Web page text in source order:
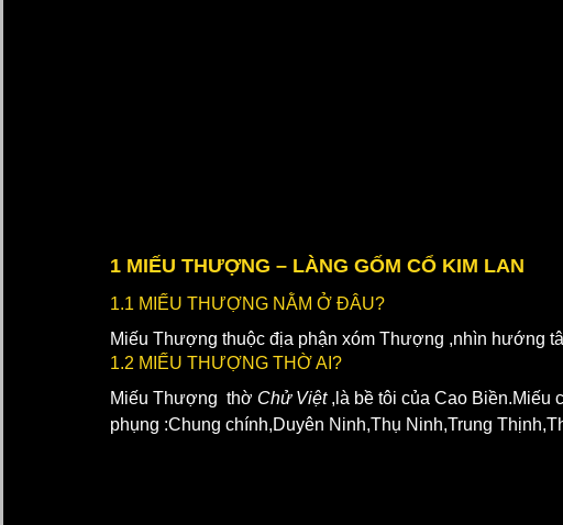
1 MIẾU THƯỢNG – LÀNG GỐM CỔ KIM LAN
1.1 MIẾU THƯỢNG NẰM Ở ĐÂU?
Miếu Thượng thuộc địa phận xóm Thượng ,nhìn hướng
1.2 MIẾU THƯỢNG THỜ AI?
Miếu Thượng  thờ Chử Việt ,là bề tôi của Cao Biền.Miếu
phụng :Chung chính,Duyên Ninh,Thụ Ninh,Trung